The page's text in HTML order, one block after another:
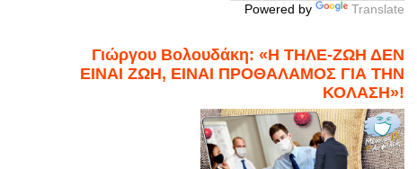
Powered by Translate
Γιώργου Βολουδάκη: «Η ΤΗΛΕ-ΖΩΗ ΔΕΝ
ΕΙΝΑΙ ΖΩΗ, ΕΙΝΑΙ ΠΡΟΘΑΛΑΜΟΣ ΓΙΑ ΤΗΝ
ΚΟΛΑΣΗ»!